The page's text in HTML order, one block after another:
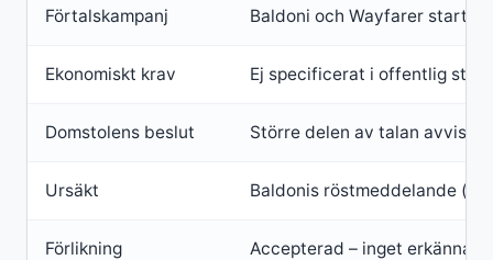
Förtalskampanj Baldoni och Wayfarer
Ekonomiskt krav Ej specificerat i offentlig
Domstolens beslut Större delen av talan
Ursäkt Baldonis röstmeddelande
Förlikning Accepterad – inget